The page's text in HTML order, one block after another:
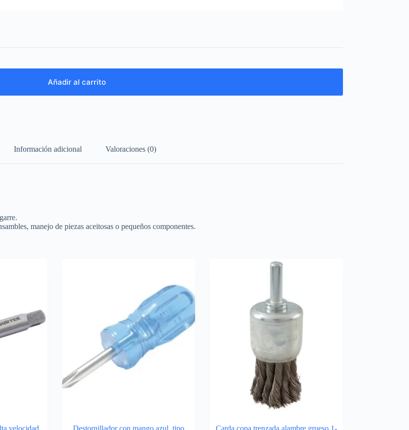
Añadir al carrito
Información adicional Valoraciones (0)
manejo de piezas aceitosas o pequeños componentes.
velocidad Destornillador con mango azul, tipo Carda copa trenzada alambre grueso 1-